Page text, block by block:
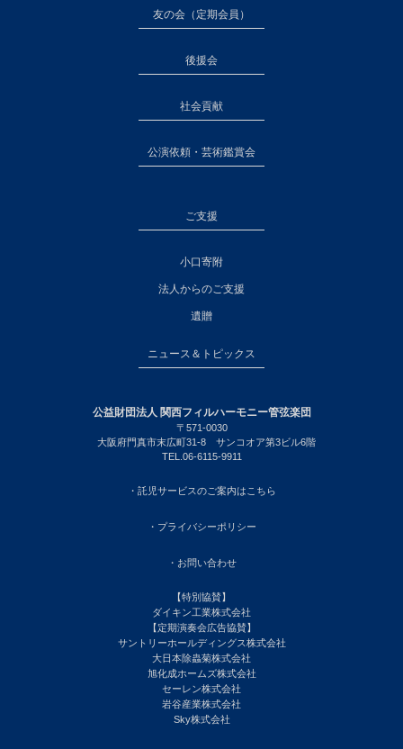
友の会（定期会員）
後援会
社会貢献
公演依頼・芸術鑑賞会
ご支援
小口寄附
法人からのご支援
遺贈
ニュース＆トピックス
公益財団法人 関西フィルハーモニー管弦楽団
〒571-0030
大阪府門真市末広町31-8 サンコオア第3ビル6階
TEL.06-6115-9911
・託児サービスのご案内はこちら
・プライバシーポリシー
・お問い合わせ
【特別協賛】
ダイキン工業株式会社
【定期演奏会広告協賛】
サントリーホールディングス株式会社
大日本除蟲菊株式会社
旭化成ホームズ株式会社
セーレン株式会社
岩谷産業株式会社
Sky株式会社